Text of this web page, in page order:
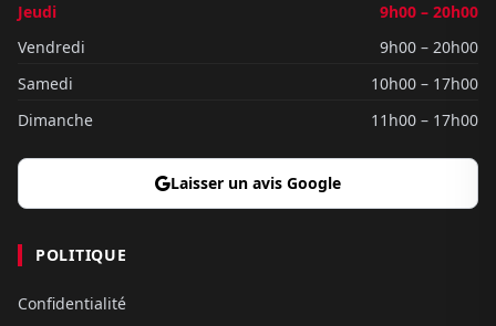
Jeudi
9h00 – 20h00
Vendredi
9h00 – 20h00
Samedi
10h00 – 17h00
Dimanche
11h00 – 17h00
Laisser un avis Google
POLITIQUE
Confidentialité